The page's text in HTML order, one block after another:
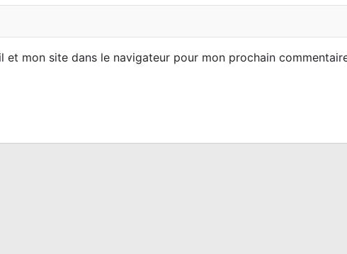
et mon site dans le navigateur pour mon prochain